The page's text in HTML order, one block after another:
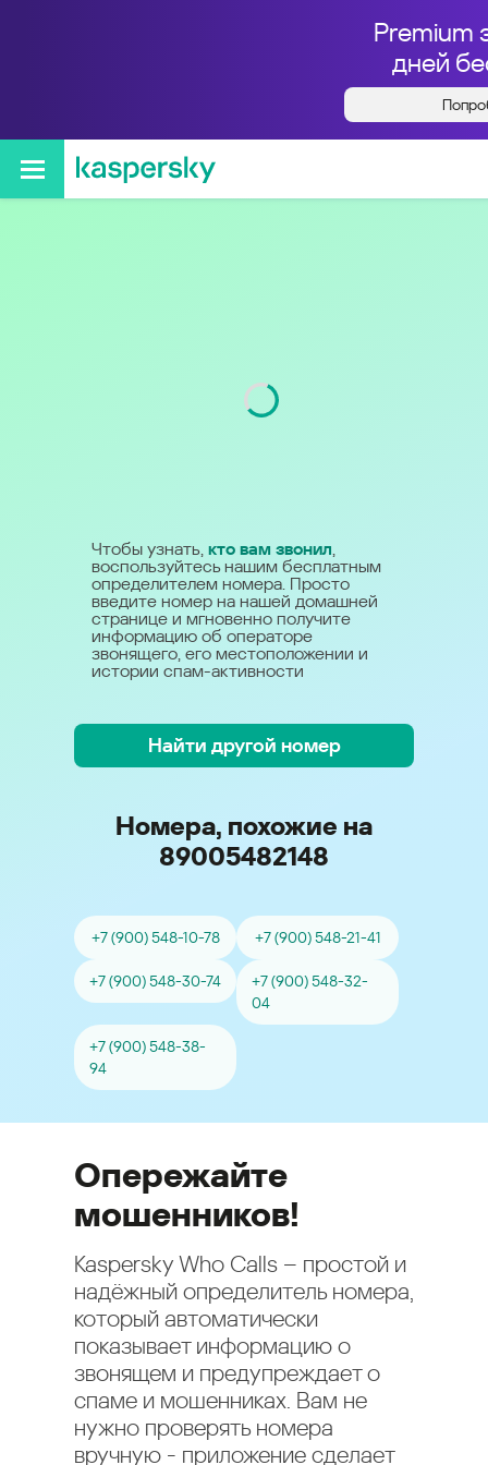
Premium
дней
Кто звонил с номера
+79005482148
Чтобы узнать, кто вам звонил,
воспользуйтесь нашим бесплатным
определителем номера. Просто
введите номер на нашей домашней
странице и мгновенно получите
информацию об операторе
звонящего, его местоположении и
истории спам-активности
Найти другой номер
Номера, похожие на
89005482148
+7 (900) 548-10-78 +7 (900) 548-21-41
+7 (900) 548-30-74
+7 (900) 548-32-
04
+7 (900) 548-38-
94
Опережайте
мошенников!
Kaspersky Who Calls – простой и
надёжный определитель номера,
который автоматически
показывает информацию о
звонящем и предупреждает о
спаме и мошенниках. Вам не
нужно проверять номера
вручную - приложение сделает